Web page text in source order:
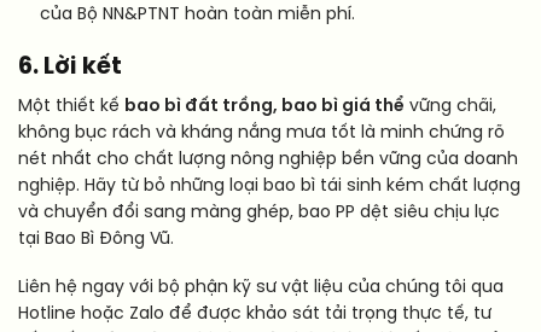
của Bộ NN&PTNT hoàn toàn miễn phí.
6. Lời kết
Một thiết kế bao bì đất trồng, bao bì giá thể vững chãi,
không bục rách và kháng nắng mưa tốt là minh chứng rõ
nét nhất cho chất lượng nông nghiệp bền vững của doanh
nghiệp. Hãy từ bỏ những loại bao bì tái sinh kém chất lượng
và chuyển đổi sang màng ghép, bao PP dệt siêu chịu lực
tại Bao Bì Đông Vũ.
Liên hệ ngay với bộ phận kỹ sư vật liệu của chúng tôi qua
Hotline hoặc Zalo để được khảo sát tải trọng thực tế, tư